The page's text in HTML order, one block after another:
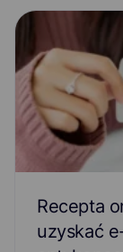
Recepta
uzyskać